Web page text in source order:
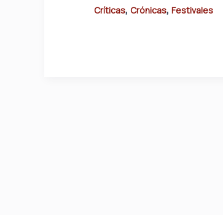
Críticas, Crónicas, Festivales